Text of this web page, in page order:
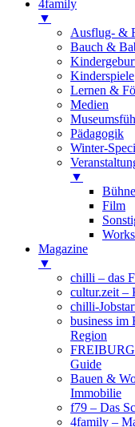
4family
▼
Ausflug- &
Bauch &
Kinderspiele
Lernen &
Medien
Pädagogik
Winter-
▼
Bühne
Film
Magazine
▼
chilli – das
cultur.zeit –
chilli-
business im
Region
Guide
Bauen &
Immobilie
f79 – Das
4family –